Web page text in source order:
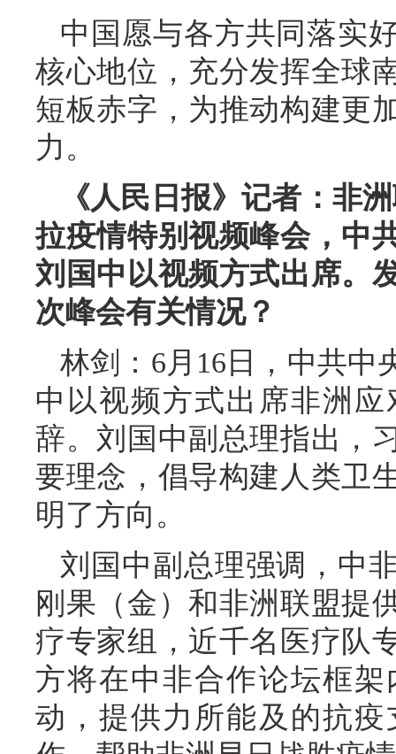
中国愿与各方共同落实
核心地位，充分发挥全球
短板赤字，为推动构建更
力。
《人民日报》记者：非
拉疫情特别视频峰会，中
刘国中以视频方式出席。
次峰会有关情况？
林剑：6月16日，中共中
中以视频方式出席非洲
辞。刘国中副总理指出，
要理念，倡导构建人类卫
明了方向。
刘国中副总理强调，中
刚果（金）和非洲联盟提
疗专家组，近千名医疗队
方将在中非合作论坛框
动，提供力所能及的抗